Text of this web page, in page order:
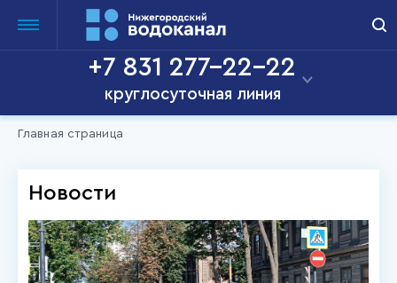
+7 831 277-22-22
круглосуточная линия
Главная страница
Новости